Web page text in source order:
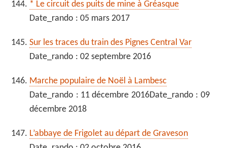
* Le circuit des puits de mine à Gréasque
Date_rando : 05 mars 2017
Sur les traces du train des Pignes Central Var
Date_rando : 02 septembre 2016
Marche populaire de Noël à Lambesc
Date_rando : 11 décembre 2016Date_rando : 09
décembre 2018
L’abbaye de Frigolet au départ de Graveson